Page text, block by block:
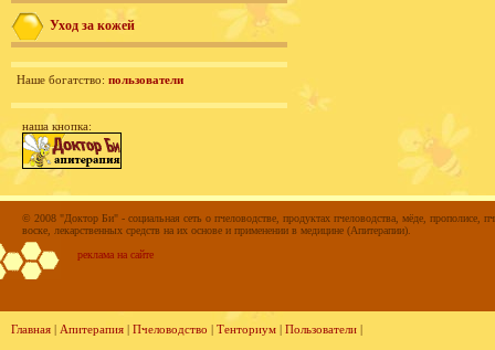
Уход за кожей
Наше богатство: пользователи
наша кнопка:
© 2008 "Доктор Би" - социальная сеть о пчеловодстве, продуктах пчеловодства, мёде, прополисе,
воске, лекарственных средств на их основе и применении в медицине (Апитерапии).
реклама на сайте
Главная | Апитерапия | Пчеловодство | Тенториум | Пользователи |